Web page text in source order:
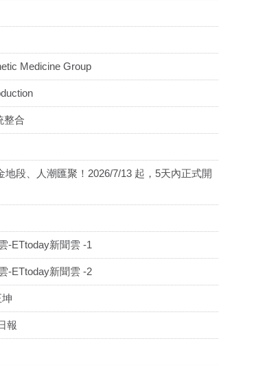
Medicine Group
整合
段、人潮匯聚！2026/7/13 起，5天內正式開
-ETtoday新聞雲 -1
-ETtoday新聞雲 -2
報